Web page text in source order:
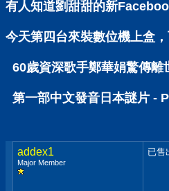
有人知道劉甜甜的新
今天第四台來裝數位機上盒
60歲資深歌手鄭華娟驚傳
第一部中文發音日本謎片 -
addex1
Major Member
已售